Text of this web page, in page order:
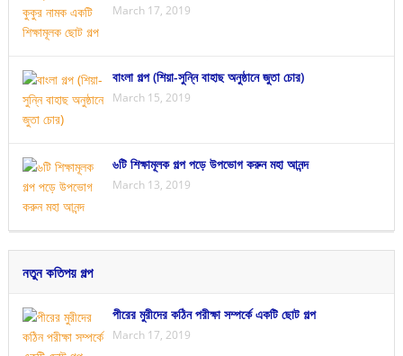
March 17, 2019
বাংলা গল্প (শিয়া-সুন্নি বাহাছ অনুষ্ঠানে জুতা চোর)
March 15, 2019
৬টি শিক্ষামূলক গল্প পড়ে উপভোগ করুন মহা আনন্দ
March 13, 2019
নতুন কতিপয় গল্প
পীরের মুরীদের কঠিন পরীক্ষা সম্পর্কে একটি ছোট গল্প
March 17, 2019